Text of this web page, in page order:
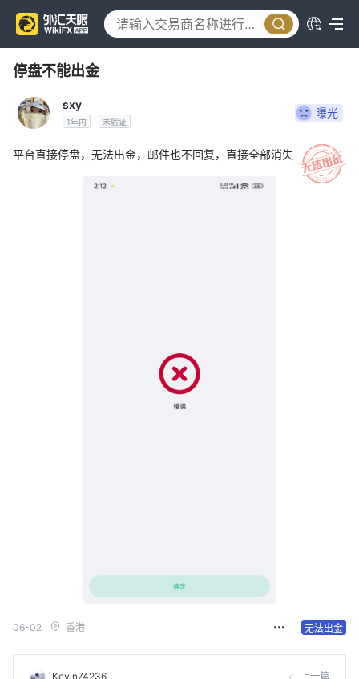
停盘不能出金
sxy
1年内 未验证
曝光
平台直接停盘，无法出金，邮件也不回复，直接全部消失
06-02 香港 无法出金
Kevin74236 上一篇